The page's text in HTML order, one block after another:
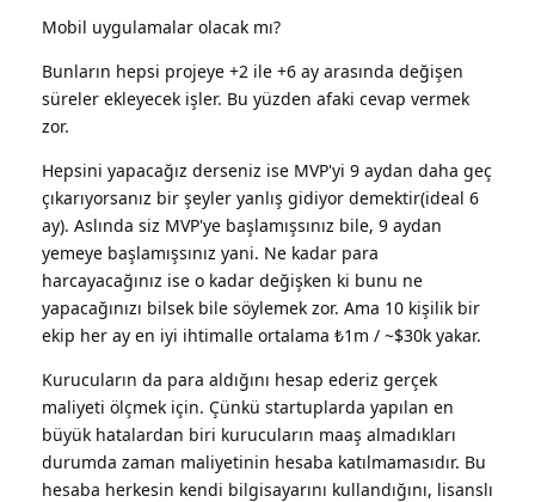
Mobil uygulamalar olacak mı?
Bunların hepsi projeye +2 ile +6 ay arasında değişen
süreler ekleyecek işler. Bu yüzden afaki cevap vermek
zor.
Hepsini yapacağız derseniz ise MVP'yi 9 aydan daha geç
çıkarıyorsanız bir şeyler yanlış gidiyor demektir(ideal 6
ay). Aslında siz MVP'ye başlamışsınız bile, 9 aydan
yemeye başlamışsınız yani. Ne kadar para
harcayacağınız ise o kadar değişken ki bunu ne
yapacağınızı bilsek bile söylemek zor. Ama 10 kişilik bir
ekip her ay en iyi ihtimalle ortalama ₺1m / ~$30k yakar.
Kurucuların da para aldığını hesap ederiz gerçek
maliyeti ölçmek için. Çünkü startuplarda yapılan en
büyük hatalardan biri kurucuların maaş almadıkları
durumda zaman maliyetinin hesaba katılmamasıdır. Bu
hesaba herkesin kendi bilgisayarını kullandığını, lisanslı